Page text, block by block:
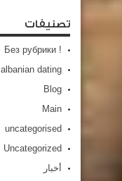
تصنيفات
! Без рубрики
albanian dating
Blog
Main
uncategorised
Uncategorized
أخبار